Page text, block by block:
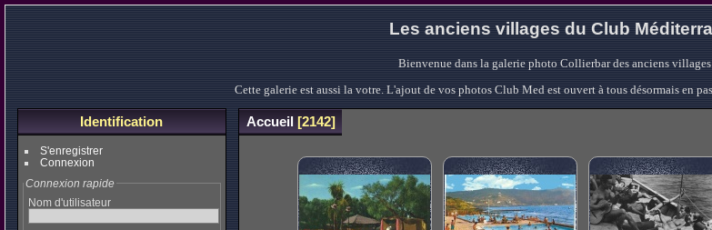
Les anciens villages du Club
Bienvenue dans la galerie photo Collierbar des anciens
Cette galerie est aussi la votre. L'ajout de vos photos Club Med est ouvert à tous désormais en
Identification
S'enregistrer
Connexion
Connexion rapide
Nom d'utilisateur
Accueil 2142